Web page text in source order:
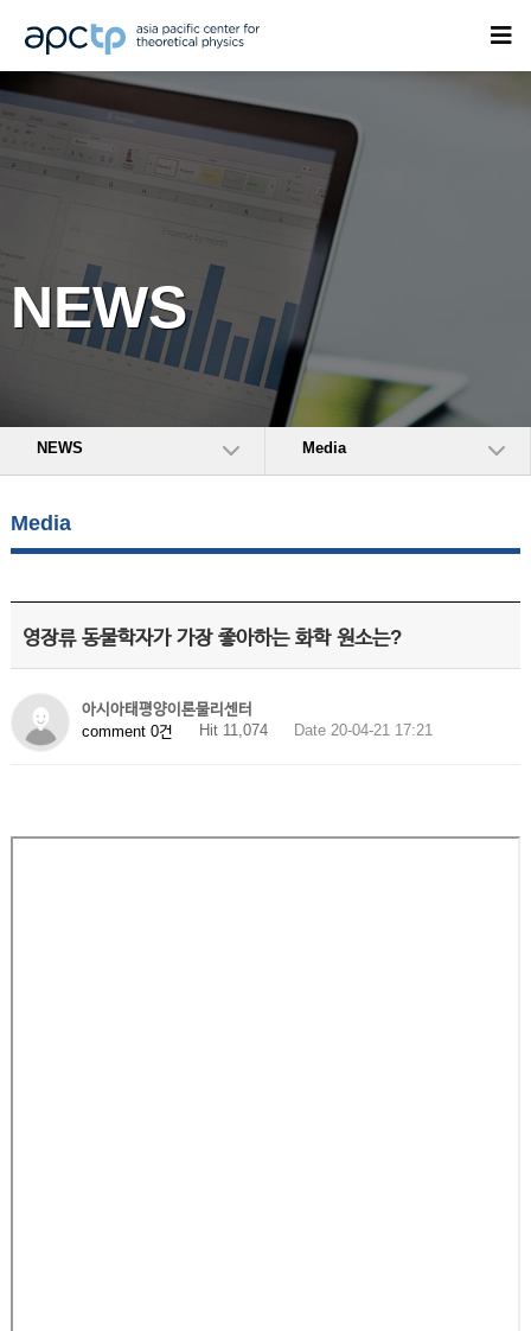
NEWS
NEWS Media
Media
영장류 동물학자가 가장 좋아하는 화학 원소는?
아시아태평양이론물리센터
comment 0건
Hit 11,074 Date 20-04-21 17:21